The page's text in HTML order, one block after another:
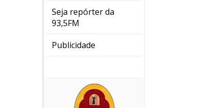
Seja repórter da
93,5FM
Publicidade